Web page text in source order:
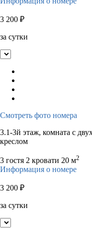
3 200 ₽
за сутки
Смотреть фото номера
3.1-3й этаж, комната с
креслом
3 гостя 2 кровати 20 м2
Информация о номере
3 200 ₽
за сутки